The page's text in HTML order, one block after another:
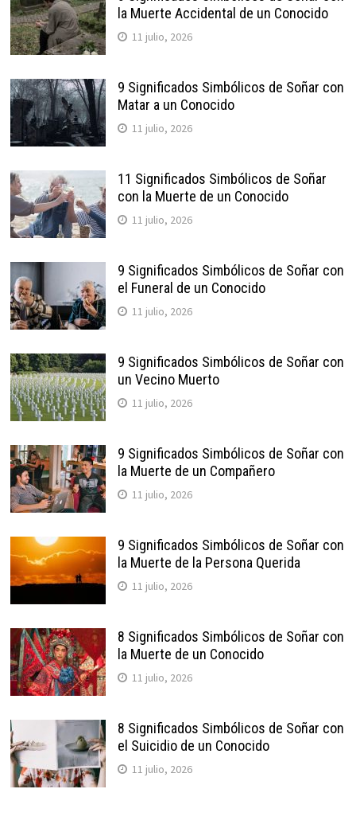
la Muerte Accidental de un Conocido
11 julio, 2026
9 Significados Simbólicos de Soñar con
Matar a un Conocido
11 julio, 2026
11 Significados Simbólicos de Soñar
con la Muerte de un Conocido
11 julio, 2026
9 Significados Simbólicos de Soñar con
el Funeral de un Conocido
11 julio, 2026
9 Significados Simbólicos de Soñar con
un Vecino Muerto
11 julio, 2026
9 Significados Simbólicos de Soñar con
la Muerte de un Compañero
11 julio, 2026
9 Significados Simbólicos de Soñar con
la Muerte de la Persona Querida
11 julio, 2026
8 Significados Simbólicos de Soñar con
la Muerte de un Conocido
11 julio, 2026
8 Significados Simbólicos de Soñar con
el Suicidio de un Conocido
11 julio, 2026